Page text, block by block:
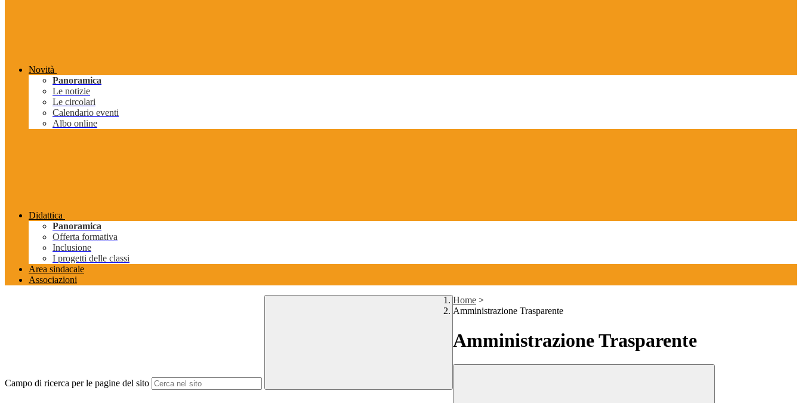
Novità
Panoramica
Le notizie
Le circolari
Calendario eventi
Albo online
Didattica
Panoramica
Offerta formativa
Inclusione
I progetti delle classi
Area sindacale
Associazioni
Campo di ricerca per le pagine del sito
Home >
Amministrazione Trasparente
Amministrazione Trasparente